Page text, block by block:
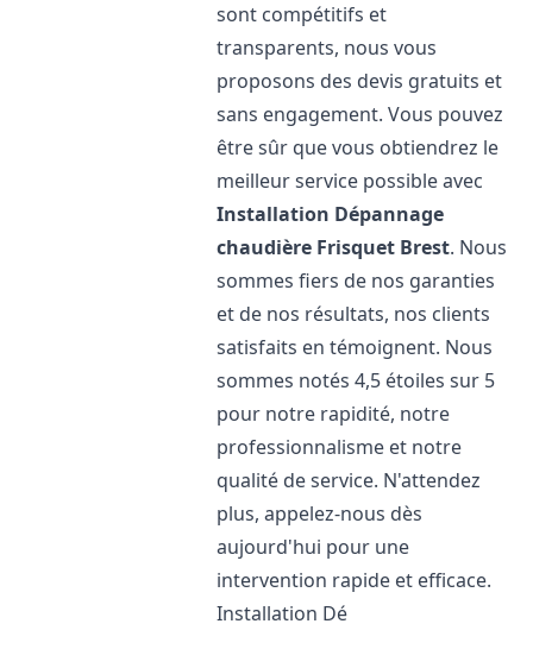
sont compétitifs et
transparents, nous vous
proposons des devis gratuits et
sans engagement. Vous pouvez
être sûr que vous obtiendrez le
meilleur service possible avec
Installation Dépannage
chaudière Frisquet Brest. Nous
sommes fiers de nos garanties
et de nos résultats, nos clients
satisfaits en témoignent. Nous
sommes notés 4,5 étoiles sur 5
pour notre rapidité, notre
professionnalisme et notre
qualité de service. N'attendez
plus, appelez-nous dès
aujourd'hui pour une
intervention rapide et efficace.
Installation Dé